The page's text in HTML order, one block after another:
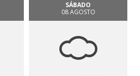
SÁBADO
08 AGOSTO